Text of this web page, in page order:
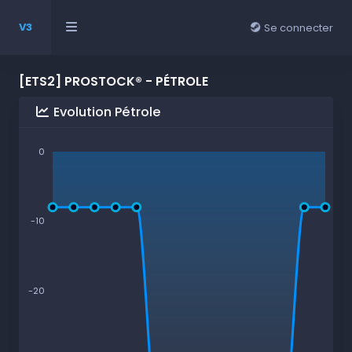
V3 Se connecter
[ETS2] PROSTOCK® - PÉTROLE
Evolution Pétrole
0
-10
-20